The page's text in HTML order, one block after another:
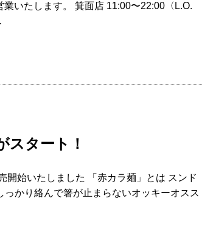
いたします。 箕面店 11:00〜22:00〈L.O.
スタート！
開始いたしました 「赤カラ麺」とは スンド
かり絡んで箸が止まらないオッキーオスス